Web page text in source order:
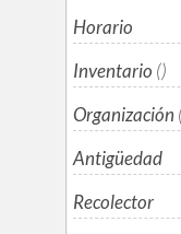
Horario
Inventario ()
Organización
Antigüedad
Recolector